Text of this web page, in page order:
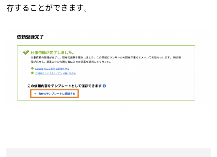
存することができます。